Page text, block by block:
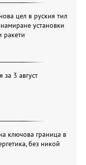
цел в руския тил
установки
ракети
за 3 август
ключова граница в
без никой